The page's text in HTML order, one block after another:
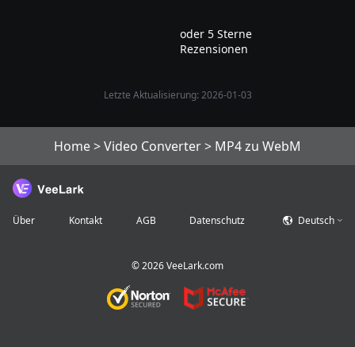
oder 5 Sterne
Rezensionen
Letzte Aktualisierung: 2026-01-03
Home>Video Converter> MP4 zu WebM
Über Kontakt AGB Datenschutz Deutsch
©2026VeeLark.com